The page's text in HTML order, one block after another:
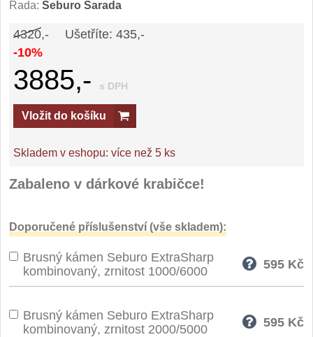
Řada: Seburo Sarada
4320,- Ušetříte: 435,-
-10%
3885,- s DPH
Vložit do košíku
Skladem v eshopu: více než 5 ks
Zabaleno v dárkové krabičce!
Doporučené příslušenství (vše skladem):
Brusný kámen Seburo ExtraSharp
kombinovaný, zrnitost 1000/6000
595 Kč
Brusný kámen Seburo ExtraSharp
kombinovaný, zrnitost 2000/5000
595 Kč